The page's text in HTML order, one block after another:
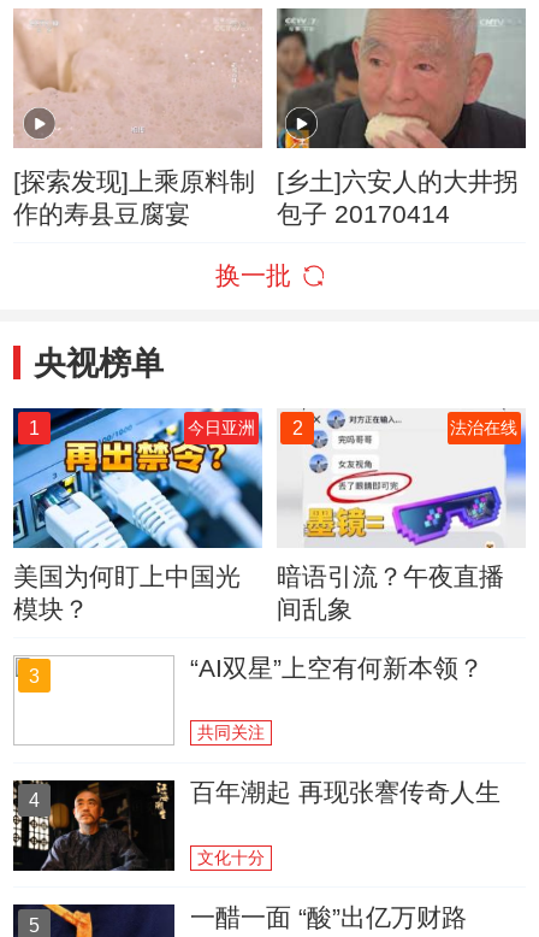
[探索发现]上乘原料制
作的寿县豆腐宴
[乡土]六安人的大井拐
包子 20170414
换一批
央视榜单
1 今日亚洲
美国为何盯上中国光
模块？
2 法治在线
暗语引流？午夜直播
间乱象
3 “AI双星”上空有何新本领？
共同关注
4 百年潮起 再现张謇传奇人生
文化十分
5 一醋一面 “酸”出亿万财路